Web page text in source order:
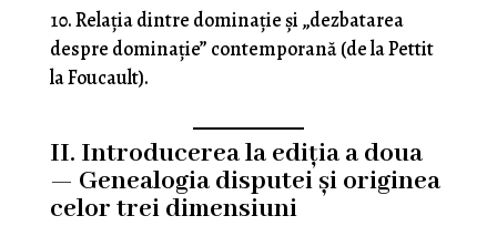
Relația dintre dominație și „dezbatarea
despre dominație” contemporană (de la Pettit
la Foucault).
II. Introducerea la ediția a doua
— Genealogia disputei și originea
celor trei dimensiuni